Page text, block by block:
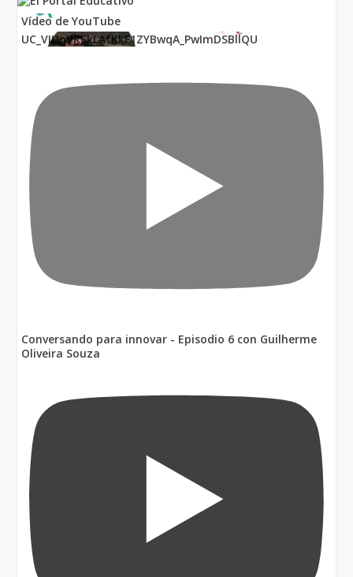
Vídeo de YouTube
UC_VIUnVRSkLAfKkF1ZYBwqA_PwImDSBllQU
Conversando para innovar - Episodio 6 con Guilherme
Oliveira Souza